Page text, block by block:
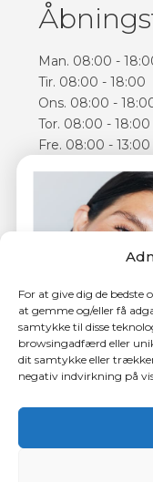
For at give dig de bedste
at gemme og/eller få
samtykke til disse
browsingadfærd eller
dit samtykke eller
negativ indvirkning på
Man. 08:00 -
Tir. 08:00 - 18:00
Ons. 08:00 -
Tor. 08:00 - 18:00
Fre. 08:00 - 13:00
Åbningstiderne
Følg os
Instagram
4,5 ud af 5
Tilmeld dig